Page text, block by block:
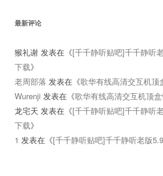
最新评论
猴礼谢 发表在《[千千静听贴吧]千千静听
下载》
老周部落 发表在《歌华有线高清交互机顶
Wurenji 发表在《歌华有线高清交互机顶
龙宅天 发表在《[千千静听贴吧]千千静听
下载》
1 发表在《[千千静听贴吧]千千静听老版